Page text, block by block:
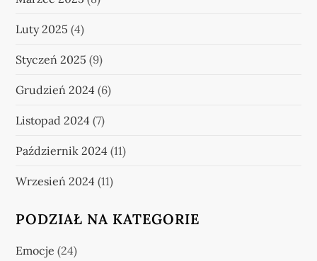
Luty 2025 (4)
Styczeń 2025 (9)
Grudzień 2024 (6)
Listopad 2024 (7)
Październik 2024 (11)
Wrzesień 2024 (11)
PODZIAŁ NA KATEGORIE
Emocje (24)